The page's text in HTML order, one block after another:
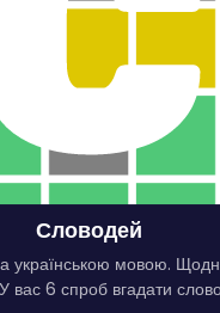
Словодей
українською мовою.
вас 6 спроб вгадати